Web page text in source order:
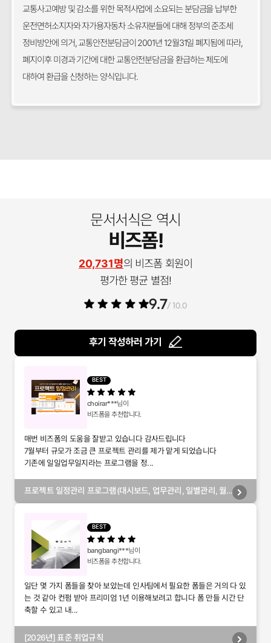
교통사고예방 및 감소를 위한 목적사업에 소요되는 분담금을 납부한
운전면허소지자와 자가용자동차 소유자분들에 대해 정부의 준조세
정비방안에 의거, 교통안전분담금이 2001년 12월31일 폐지됨에 따라,
폐지이후 미경과 기간에 대한 교통안전분담금을 환급하는 제도에
대하여 환급을 신청하는 양식입니다.
문서서식은 역시
비즈폼!
20,731명의 비즈폼 회원이
평가한 평균 별점!
9.7/ 10.0
후기 작성하러 가기
BEST
choirar***님이
비즈폼을 추천합니다.
매번 비즈폼의 도움을 잘받고 있습니다 감사드립니다
7월부터 규모가 조금 큰 프로젝트 관리를 제가 맡게 되었습니다
기존에 일일업무일지라는 프로그램을 정...
프로젝트 일정관리 프로그램(대시보드, 업무관리, 일별관리, 월
BEST
bangbangi***님이
비즈폼을 추천합니다.
일단 몇 가지 폼들을 찾아 보았는데 인사팀에서 필요한 폼들은 거의 다 있
는 것 같아 컨펌 받아 프리미엄 1년 이용해보려고 합니다 폼 만들 시간 단
축할 수 있고 내...
[2026년] 표준 취업규칙